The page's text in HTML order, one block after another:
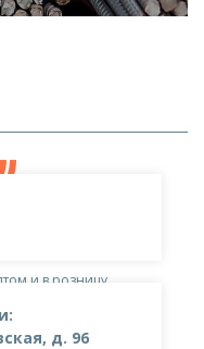
д. 96
и в розницу